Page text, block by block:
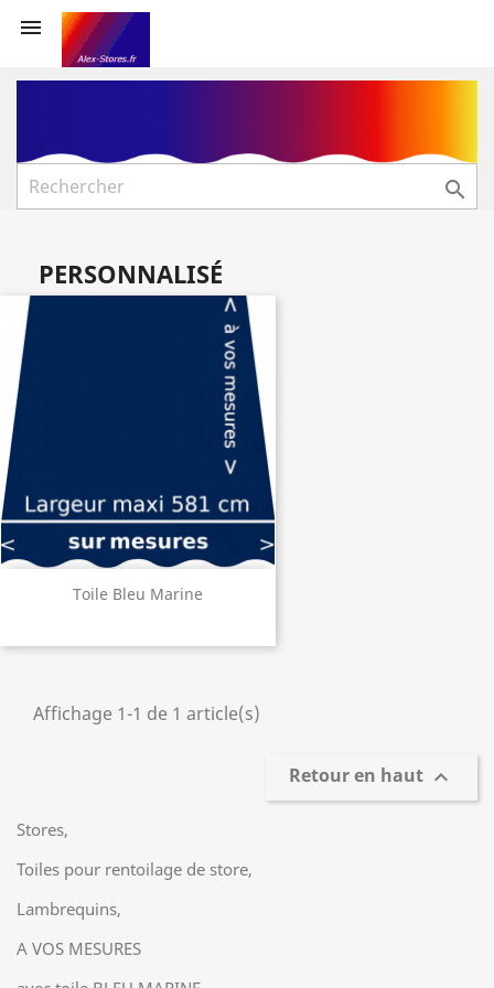


PERSONNALISÉ
Toile Bleu Marine
Affichage 1-1 de 1 article(s)
Retour en haut 
Stores,
Toiles pour rentoilage de store,
Lambrequins,
A VOS MESURES